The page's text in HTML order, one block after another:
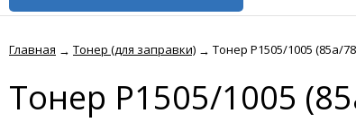
Главная → Тонер (для заправки) → Тонер P1505/1005 (85a/
Тонер P1505/1005